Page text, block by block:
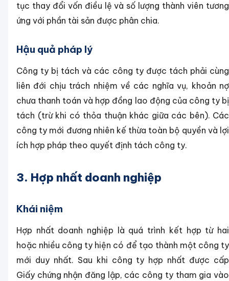
tục thay đổi vốn điều lệ và số lượng thành viên tương
ứng với phần tài sản được phân chia.
Hậu quả pháp lý
Công ty bị tách và các công ty được tách phải cùng
liên đới chịu trách nhiệm về các nghĩa vụ, khoản nợ
chưa thanh toán và hợp đồng lao động của công ty bị
tách (trừ khi có thỏa thuận khác giữa các bên). Các
công ty mới đương nhiên kế thừa toàn bộ quyền và lợi
ích hợp pháp theo quyết định tách công ty.
3. Hợp nhất doanh nghiệp
Khái niệm
Hợp nhất doanh nghiệp là quá trình kết hợp từ hai
hoặc nhiều công ty hiện có để tạo thành một công ty
mới duy nhất. Sau khi công ty hợp nhất được cấp
Giấy chứng nhận đăng lập, các công ty tham gia vào